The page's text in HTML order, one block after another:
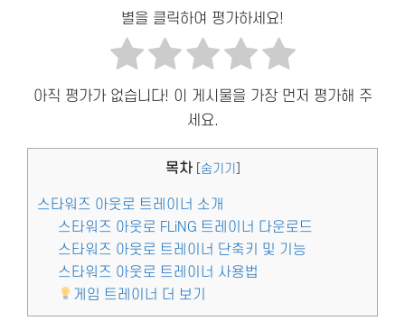
별을 클릭하여 평가하세요!
아직 평가가 없습니다! 이 게시물을 가장 먼저 평가해 주
세요.
목차 숨기기
스타워즈 아웃로 트레이너 소개
스타워즈 아웃로 FLiNG 트레이너 다운로드
스타워즈 아웃로 트레이너 단축키 및 기능
스타워즈 아웃로 트레이너 사용법
게임 트레이너 더 보기